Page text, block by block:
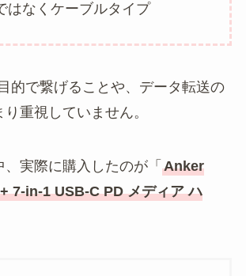
はなくケーブルタイプ
的で繋げることや、データ転送の
重視していません。
実際に購入したのが「 Anker
7-in-1 USB-C PD メディア ハ